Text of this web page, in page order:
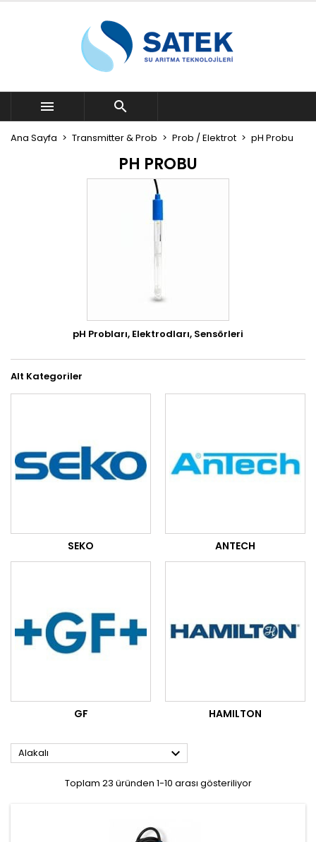
 
Ana Sayfa Transmitter & Prob Prob / Elektrot pH Probu
PH PROBU
pH Probları, Elektrodları, Sensörleri
Alt Kategoriler
SEKO ANTECH
GF HAMILTON
Alakalı 
Toplam 23 üründen 1-10 arası gösteriliyor